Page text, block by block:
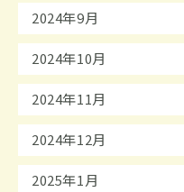
2024年9月
2024年10月
2024年11月
2024年12月
2025年1月